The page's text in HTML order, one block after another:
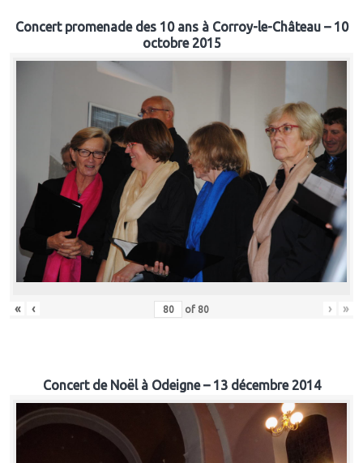
Concert promenade des 10 ans à Corroy-le-Château – 10
octobre 2015
« ‹ of 80 › »
Concert de Noël à Odeigne – 13 décembre 2014